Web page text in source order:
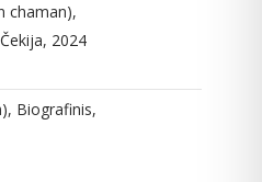
chaman),
2024
Biografinis,